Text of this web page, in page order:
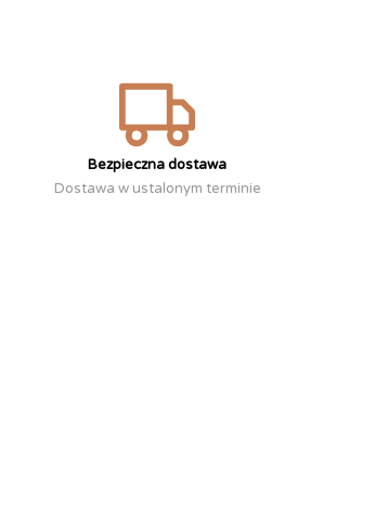
Bezpieczna dostawa
Dostawa w ustalonym terminie